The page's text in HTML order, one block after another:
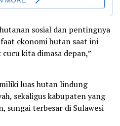
sosial dan pentingnya
ekonomi hutan saat ini
kita dimasa depan,”
luas hutan lindung
sekaligus kabupaten yang
sungai terbesar di Sulawesi